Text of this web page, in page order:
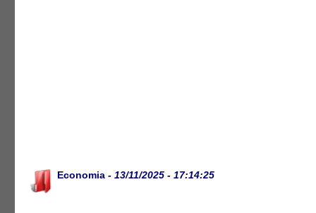
Economia - 13/11/2025 - 17:14:25